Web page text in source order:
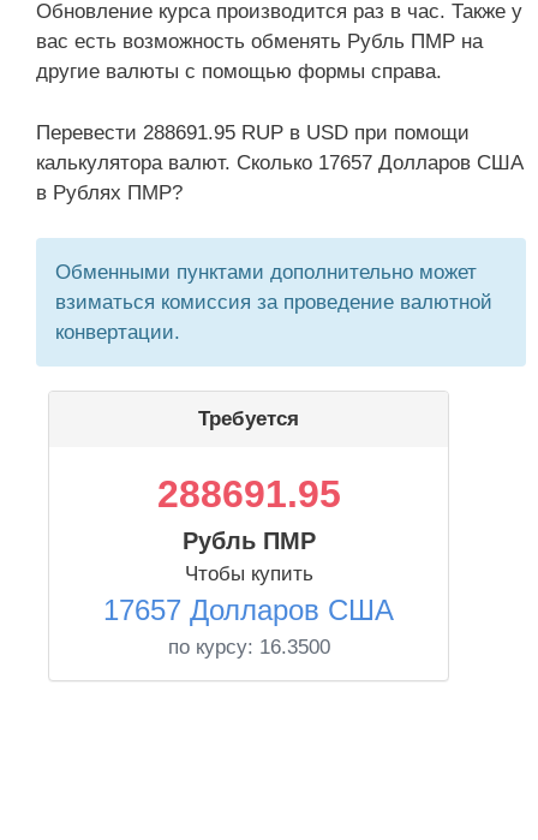
Обновление курса производится раз в час. Также у
вас есть возможность обменять Рубль ПМР на
другие валюты с помощью формы справа.
Перевести 288691.95 RUP в USD при помощи
калькулятора валют. Сколько 17657 Долларов США
в Рублях ПМР?
Обменными пунктами дополнительно может
взиматься комиссия за проведение валютной
конвертации.
Требуется
288691.95
Рубль ПМР
Чтобы купить
17657 Долларов США
по курсу: 16.3500